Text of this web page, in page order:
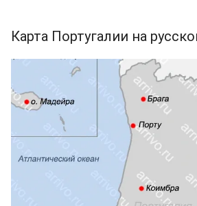
Карта Португалии на